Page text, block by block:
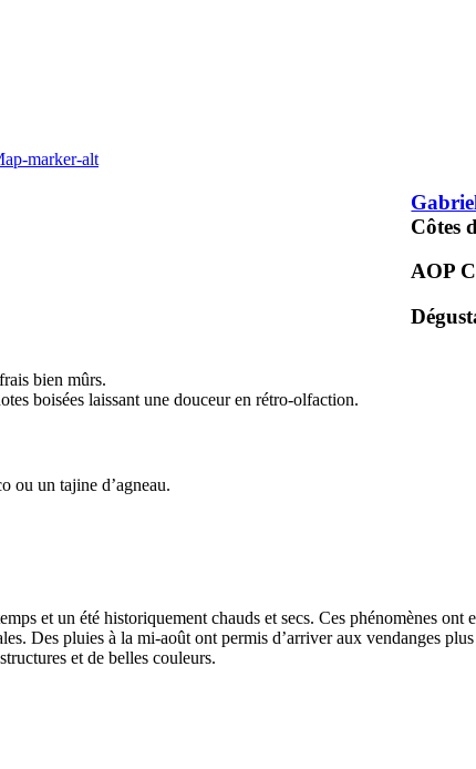
marker-alt
Côtes
AOP
bien mûrs.
boisées laissant une douceur en rétro-olfaction.
ou un tajine d’agneau.
et un été historiquement chauds et secs. Ces phénomènes
Des pluies à la mi-août ont permis d’arriver aux vendanges
et de belles couleurs.